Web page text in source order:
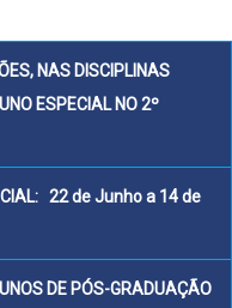
NAS DISCIPLINAS
ESPECIAL NO 2º
22 de Junho a 14 de
DE PÓS-GRADUAÇÃO